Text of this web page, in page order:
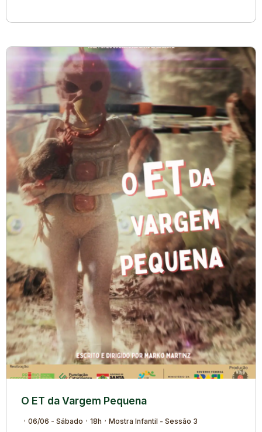
O ET da Vargem Pequena
06/06 - Sábado 18h Mostra Infantil - Sessão 3